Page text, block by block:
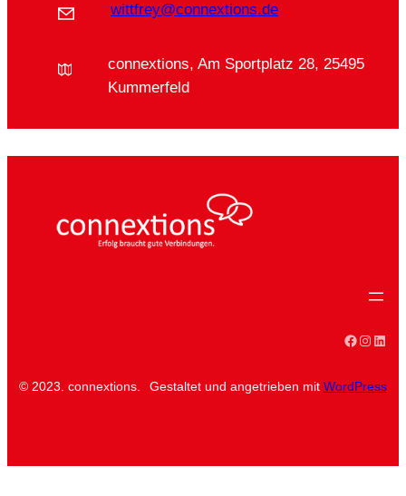
wittfrey@connextions.de
connextions, Am Sportplatz 28, 25495
Kummerfeld
Facebook
© 2023. connextions. Gestaltet und angetrieben mit WordPress